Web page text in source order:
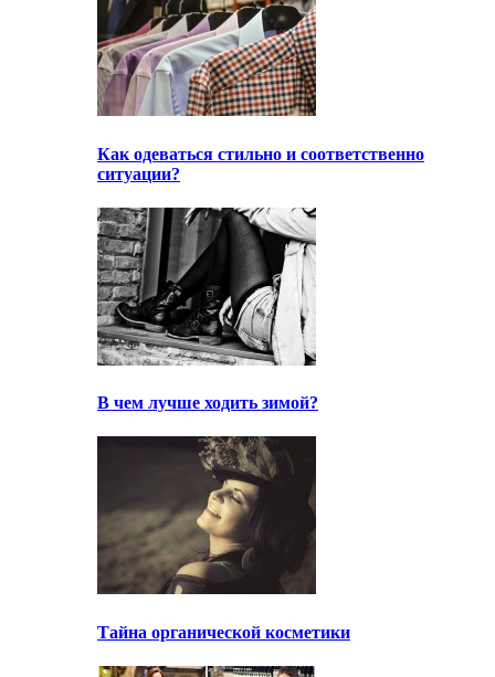
Как одеваться стильно и соответственно
ситуации?
В чем лучше ходить зимой?
Тайна органической косметики